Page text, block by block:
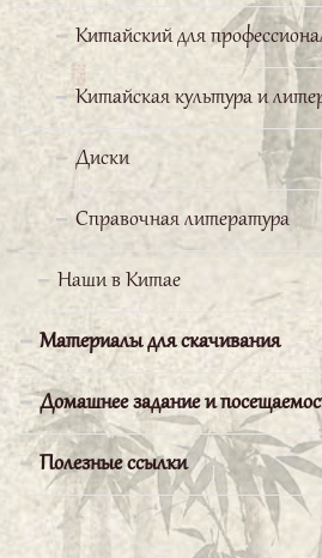
Китайский для
Китайская культура и
Диски
Справочная литература
Наши в Китае
Материалы для скачивания
Домашнее задание и
Полезные ссылки
Выражаю
Бай
«Школы Конфуция» РГППУ за
прекрасной возможности
китайского языка. Я желаю
набранного темпа!